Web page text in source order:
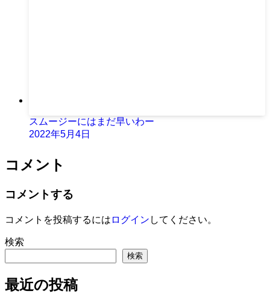
スムージーにはまだ早いわー
2022年5月4日
コメント
コメントする
コメントを投稿するには ログイン してください。
検索
検索
最近の投稿